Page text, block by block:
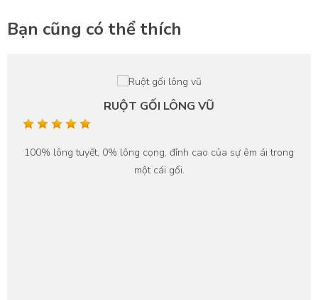
Bạn cũng có thể thích
RUỘT GỐI LÔNG VŨ
100% lông tuyết, 0% lông cọng, đỉnh cao của sự êm ái trong
một cái gối.